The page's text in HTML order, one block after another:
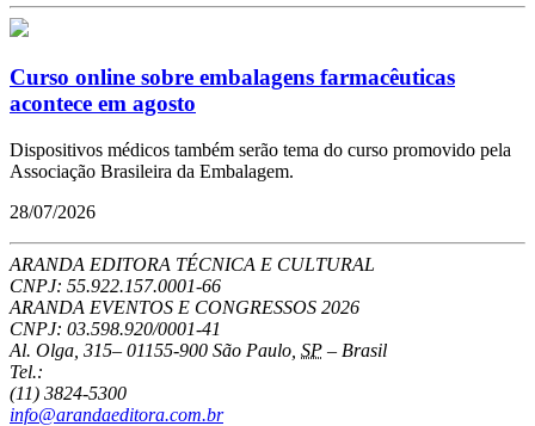
Curso online sobre embalagens farmacêuticas
acontece em agosto
Dispositivos médicos também serão tema do curso promovido pela
Associação Brasileira da Embalagem.
28/07/2026
ARANDA EDITORA TÉCNICA E CULTURAL
CNPJ: 55.922.157.0001-66
ARANDA EVENTOS E CONGRESSOS 2026
CNPJ: 03.598.920/0001-41
Al. Olga, 315– 01155-900 São Paulo SP – Brasil
Tel.:
(11) 3824-5300
info@arandaeditora.com.br